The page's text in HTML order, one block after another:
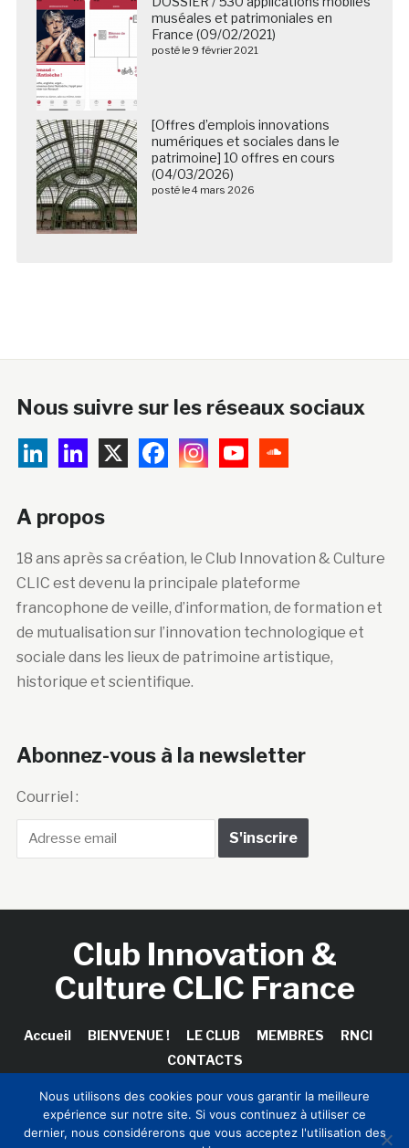
muséales et patrimoniales en
France (09/02/2021)
posté le 9 février 2021
[Offres d’emplois innovations
numériques et sociales dans le
patrimoine] 10 offres en cours
(04/03/2026)
posté le 4 mars 2026
Nous suivre sur les réseaux sociaux
A propos
18 ans après sa création, le Club Innovation & Culture
CLIC est devenu la principale plateforme
francophone de veille, d’information, de formation et
de mutualisation sur l’innovation technologique et
sociale dans les lieux de patrimoine artistique,
historique et scientifique.
Abonnez-vous à la newsletter
Courriel :
Club Innovation &
Culture CLIC France
Accueil BIENVENUE ! LE CLUB MEMBRES
RNCI
CONTACTS
Copyright © 2026 Club Innovation & Culture CLIC France /
Nous utilisons des cookies pour vous garantir la meilleure
expérience sur notre site. Si vous continuez à utiliser ce
dernier, nous considérerons que vous acceptez l'utilisation des